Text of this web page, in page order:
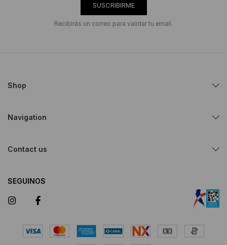
SUSCRIBIRME
Recibirás un correo para validar tu email.
Shop
Navigation
Contact us
SEGUINOS